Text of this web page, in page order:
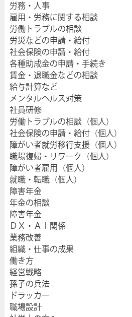
労務・人事
雇用・労務に関する相談
労働トラブルの相談
労災などの申請・給付
社会保険の申請・給付
各種助成金の申請・手続き
賃金・退職金などの相談
給与計算など
メンタルヘルス対策
社員研修
労働トラブルの相談（個人）
社会保険の申請・給付（個人）
障がい者就労移行支援（個人）
職場復帰・リワーク（個人）
障がい者雇用（個人）
就職・転職（個人）
障害年金
年金の相談
障害年金
ＤＸ・ＡＩ関係
業務改善
組織・仕事の成果
働き方
経営戦略
孫子の兵法
ドラッカー
職場設計